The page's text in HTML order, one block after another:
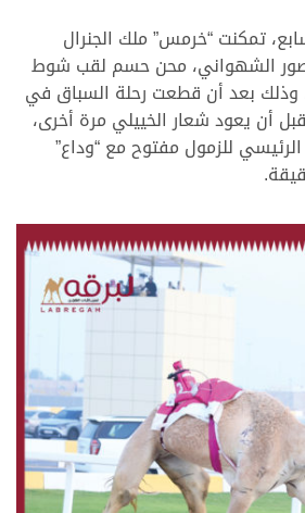
تمكنت “خرمس” ملك الجنرال
الشهواني، محن حسم لقب شوط
وذلك بعد أن قطعت رحلة السباق في
هذا قبل أن يعود شعار الخييلي مرة أخرى،
للزمول مفتوح مع “وداع”